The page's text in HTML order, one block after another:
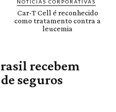
NOTÍCIAS CORPORATIVAS
Car-T Cell é reconhecido
como tratamento contra a
leucemia